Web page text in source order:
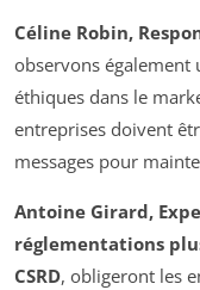
Céline Robin,
observons également
éthiques dans le
entreprises doivent
messages pour
Antoine Girard,
réglementations
CSRD, obligeront les